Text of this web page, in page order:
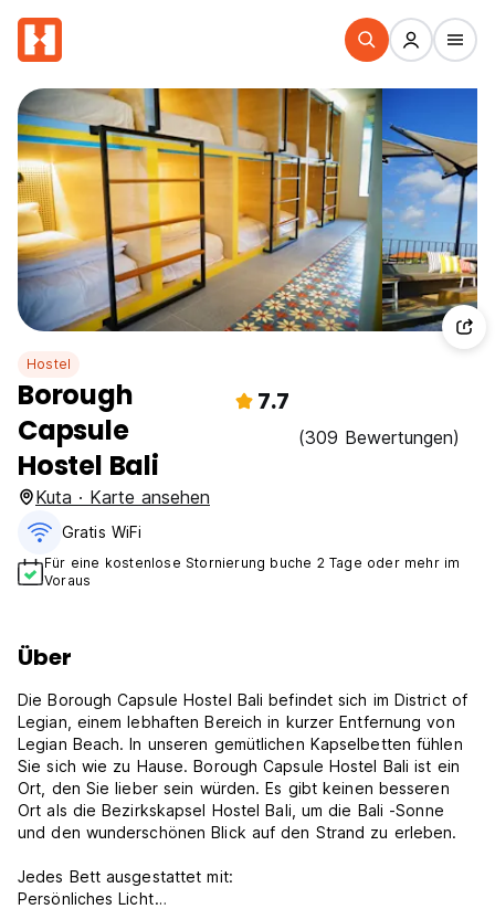
Hostel
Borough
Capsule
Hostel Bali
7.7
(309 Bewertungen)
Kuta · Karte ansehen
Gratis WiFi
Für eine kostenlose Stornierung buche 2 Tage oder mehr im
Voraus
Über
Die Borough Capsule Hostel Bali befindet sich im District of
Legian, einem lebhaften Bereich in kurzer Entfernung von
Legian Beach. In unseren gemütlichen Kapselbetten fühlen
Sie sich wie zu Hause. Borough Capsule Hostel Bali ist ein
Ort, den Sie lieber sein würden. Es gibt keinen besseren
Ort als die Bezirkskapsel Hostel Bali, um die Bali -Sonne
und den wunderschönen Blick auf den Strand zu erleben.
Jedes Bett ausgestattet mit:
Persönliches Licht